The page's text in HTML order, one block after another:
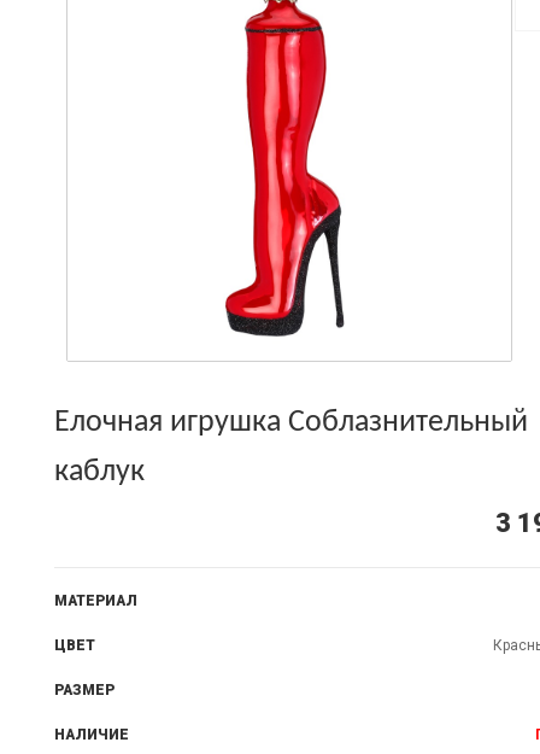
Елочная игрушка Соблазнительный
каблук
3
МАТЕРИАЛ
ЦВЕТ
РАЗМЕР
НАЛИЧИЕ